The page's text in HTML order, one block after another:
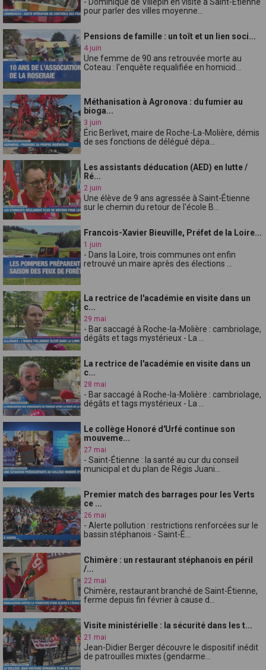
pour parler des villes moyenne...
Pensions de famille : un toît et un lien soci...
4 juin
Une femme de 90 ans retrouvée morte au
Coteau : l'enquête requalifiée en homicid...
Méthanisation à Agronova : du fumier au
bioga...
3 juin
Éric Berlivet, maire de Roche-La-Molière, démis
de ses fonctions de délégué dépa...
Les assistants déducation (AED) en lutte /
Ré...
2 juin
Une élève de 9 ans agressée à Saint-Étienne
sur le chemin du retour de l'école B...
Francois-Xavier Bieuville, Préfet de la Loire...
1 juin
- Dans la Loire, trois communes ont enfin
retrouvé un maire après des élections ...
La rectrice de l'académie en visite dans un
c...
29 mai
- Bar saccagé à Roche-la-Molière : cambriolage,
dégâts et tags mystérieux - La ...
La rectrice de l'académie en visite dans un
c...
28 mai
- Bar saccagé à Roche-la-Molière : cambriolage,
dégâts et tags mystérieux - La ...
Le collège Honoré d'Urfé continue son
mouveme...
27 mai
- Saint-Étienne : la santé au cur du conseil
municipal et du plan de Régis Juani...
Premier match des barrages pour les Verts
ce ...
26 mai
- Alerte pollution : restrictions renforcées sur le
bassin stéphanois - Saint-É...
Chimère : un restaurant stéphanois en péril
/...
22 mai
Chimère, restaurant branché de Saint-Étienne,
ferme depuis fin février à cause d...
Visite ministérielle : la sécurité dans les t...
21 mai
Jean-Didier Berger découvre le dispositif inédit
de patrouilles mixtes (gendarme...